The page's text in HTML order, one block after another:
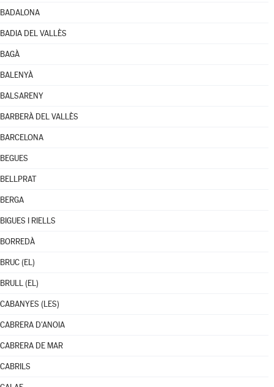
BADALONA
BADIA DEL VALLÈS
BAGÀ
BALENYÀ
BALSARENY
BARBERÀ DEL VALLÈS
BARCELONA
BEGUES
BELLPRAT
BERGA
BIGUES I RIELLS
BORREDÀ
BRUC (EL)
BRULL (EL)
CABANYES (LES)
CABRERA D'ANOIA
CABRERA DE MAR
CABRILS